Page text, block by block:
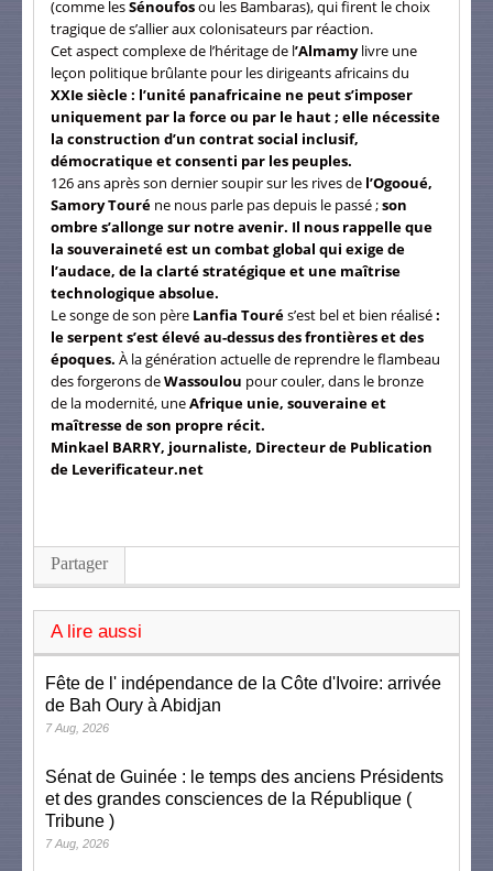
(comme lesSénoufosou les Bambaras), qui firent le choix
tragique de s’allier aux colonisateurs par réaction.
Cet aspect complexe de l’héritage de l’Almamylivre une
leçon politique brûlante pour les dirigeants africains du
XXIe siècle : l’unité panafricaine ne peut s’imposer
uniquement par la force ou par le haut ; elle nécessite
la construction d’un contrat social inclusif,
démocratique et consenti par les peuples.
126 ans après son dernier soupir sur les rives de l’Ogooué,
Samory Touré ne nous parle pas depuis le passé ;son
ombre s’allonge sur notre avenir. Il nous rappelle que
la souveraineté est un combat global qui exige de
l’audace, de la clarté stratégique et une maîtrise
technologique absolue.
Le songe de son père Lanfia Tourés’est bel et bien réalisé:
le serpent s’est élevé au-dessus des frontières et des
époques. À la génération actuelle de reprendre le flambeau
des forgerons deWassoulou pour couler, dans le bronze
de la modernité, uneAfrique unie, souveraine et
maîtresse de son propre récit.
Minkael BARRY, journaliste, Directeur de Publication
de Leverificateur.net
Partager
A lire aussi
Fête de l' indépendance de la Côte d'Ivoire: arrivée
de Bah Oury à Abidjan
7 Aug, 2026
Sénat de Guinée : le temps des anciens Présidents
et des grandes consciences de la République (
Tribune )
7 Aug, 2026